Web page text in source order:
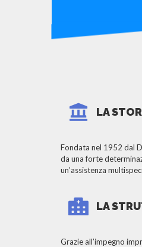
LA
Fondata nel 1952 dal
da una forte
un’assistenza
LA
Grazie all’impegno